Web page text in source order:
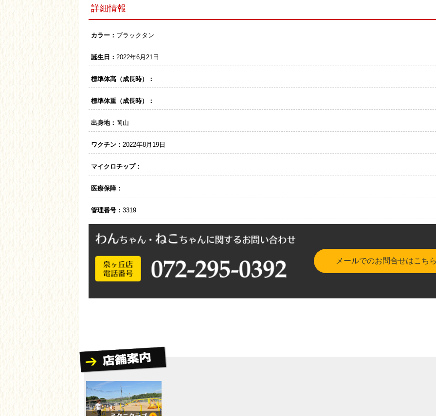
詳細情報
カラー： ブラックタン
誕生日： 2022年6月21日
標準体高（成長時）：
標準体重（成長時）：
出身地： 岡山
ワクチン： 2022年8月19日
マイクロチップ：
医療保障：
管理番号： 3319
メールでのお問合せはこち